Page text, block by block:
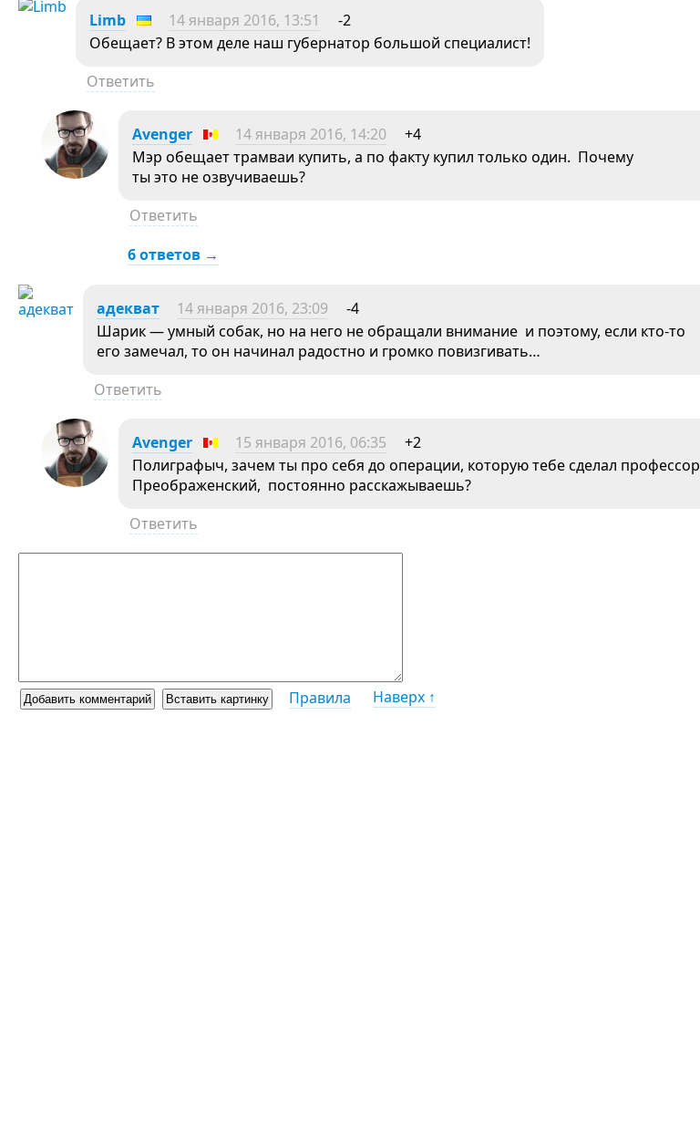
Limb 14 января 2016, 13:51
-2
Обещает? В этом деле наш губернатор большой специалист!
Ответить
Avenger 14 января 2016, 14:20
+4
Мэр обещает трамваи купить, а по факту купил только один. Почему
ты это не озвучиваешь?
Ответить
6 ответов →
адекват 14 января 2016, 23:09
-4
Шарик — умный собак, но на него не обращали внимание и поэтому, если кто-то
его замечал, то он начинал радостно и громко повизгивать…
Ответить
Avenger 15 января 2016, 06:35
+2
Полиграфыч, зачем ты про себя до операции, которую тебе сделал профессор
Преображенский, постоянно расскажываешь?
Ответить
Правила Наверх ↑